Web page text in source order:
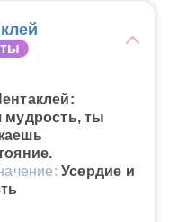
мудрость, ты
Усердие и